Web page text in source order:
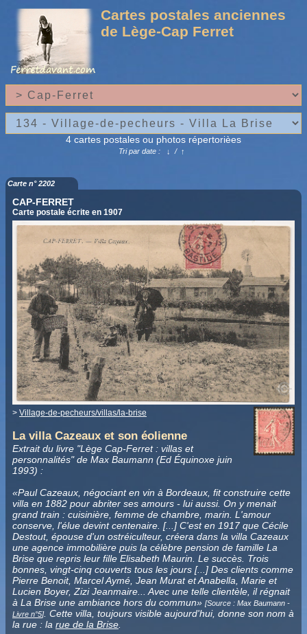
Cartes postales anciennes
de Lège-Cap Ferret
4 cartes postales ou photos répertorièes
Tri par date : ↓ /↑
Carte n° 2202
CAP-FERRET
Carte postale écrite en 1907
> Village-de-pecheurs/villas/la-brise
La villa Cazeaux et son éolienne
Extrait du livre "Lège Cap-Ferret : villas et
personnalités" de Max Baumann (Ed Équinoxe juin
1993) :
«Paul Cazeaux, négociant en vin à Bordeaux, fit construire cette
villa en 1882 pour abriter ses amours - lui aussi. On y menait
grand train : cuisinière, femme de chambre, marin. L'amour
conserve, l'élue devint centenaire. [...] C'est en 1917 que Cécile
Destout, épouse d'un ostréiculteur, créera dans la villa Cazeaux
une agence immobilière puis la célèbre pension de famille La
Brise que repris leur fille Elisabeth Maurin. Le succès. Trois
bonnes, vingt-cinq couverts tous les jours [...] Des clients comme
Pierre Benoit, Marcel Aymé, Jean Murat et Anabella, Marie et
Lucien Boyer, Zizi Jeanmaire... Avec une telle clientèle, il régnait
à La Brise une ambiance hors du commun» [Source : Max Baumann -
Livre n°5]. Cette villa, toujours visible aujourd'hui, donne son nom à
la rue : la rue de la Brise